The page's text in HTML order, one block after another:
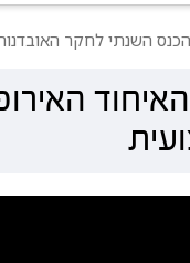
הכנס השנתי לחקר